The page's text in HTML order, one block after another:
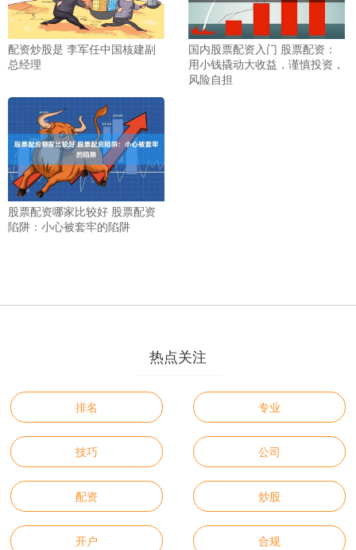
配资炒股是 李军任中国核建副
总经理
国内股票配资入门 股票配资：
用小钱撬动大收益，谨慎投资，
风险自担
股票配资哪家比较好 股票配资
陷阱：小心被套牢的陷阱
热点关注
排名 专业
技巧 公司
配资 炒股
开户 合规